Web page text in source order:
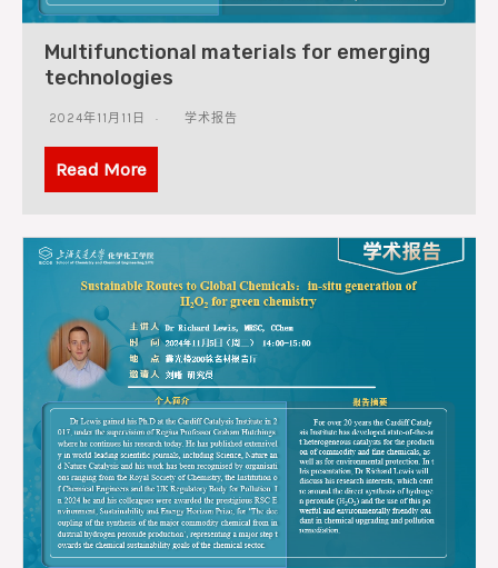
Multifunctional materials for emerging
technologies
2024年11月11日 学术报告
Read More